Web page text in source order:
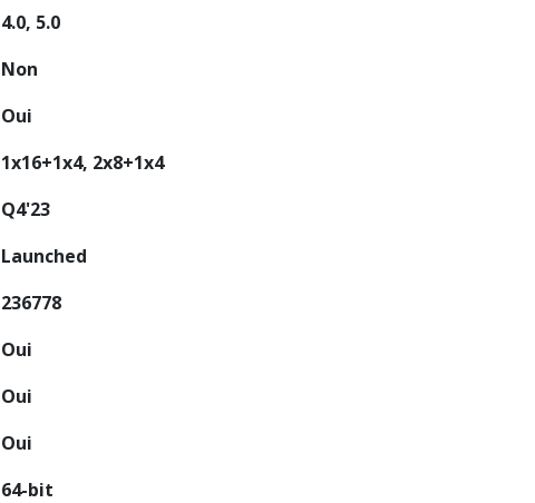
4.0, 5.0
Non
Oui
1x16+1x4, 2x8+1x4
Q4'23
Launched
236778
Oui
Oui
Oui
64-bit